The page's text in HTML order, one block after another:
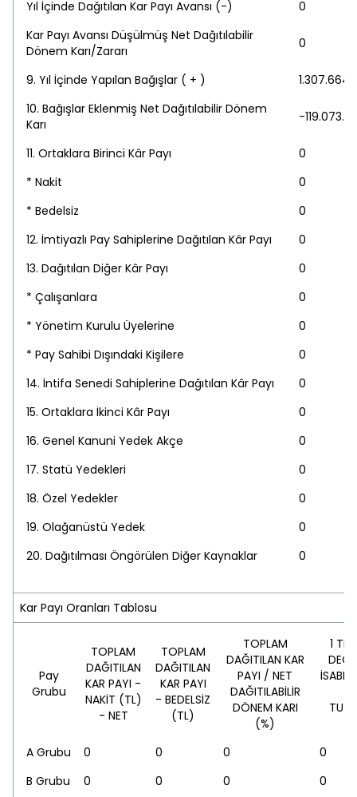
Yıl İçinde Dağıtılan Kar Payı Avansı (-)
0
Kar Payı Avansı Düşülmüş Net Dağıtılabilir
Dönem Karı/Zararı
0
9. Yıl İçinde Yapılan Bağışlar ( + )
10. Bağışlar Eklenmiş Net Dağıtılabilir Dönem
Karı
-
11. Ortaklara Birinci Kâr Payı
0
* Nakit
0
* Bedelsiz
0
12. İmtiyazlı Pay Sahiplerine Dağıtılan Kâr Payı
0
13. Dağıtılan Diğer Kâr Payı
0
* Çalışanlara
0
* Yönetim Kurulu Üyelerine
0
* Pay Sahibi Dışındaki Kişilere
0
14. İntifa Senedi Sahiplerine Dağıtılan Kâr Payı
0
15. Ortaklara İkinci Kâr Payı
0
16. Genel Kanuni Yedek Akçe
0
17. Statü Yedekleri
0
18. Özel Yedekler
0
19. Olağanüstü Yedek
0
20. Dağıtılması Öngörülen Diğer Kaynaklar
0
Kar Payı Oranları Tablosu
Pay
Grubu
TOPLAM
DAĞITILAN
KAR PAYI -
NAKİT (TL)
- NET
TOPLAM
DAĞITILAN
KAR PAYI
- BEDELSİZ
(TL)
TOPLAM
DAĞITILAN KAR
PAYI / NET
DAĞITILABİLİR
DÖNEM KARI
(%)
1 TL
A Grubu
0 0 0
0
B Grubu
0 0 0
0